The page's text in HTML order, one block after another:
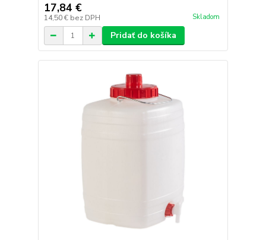
17,84 €
14,50 € bez DPH Skladom
Pridať do košíka